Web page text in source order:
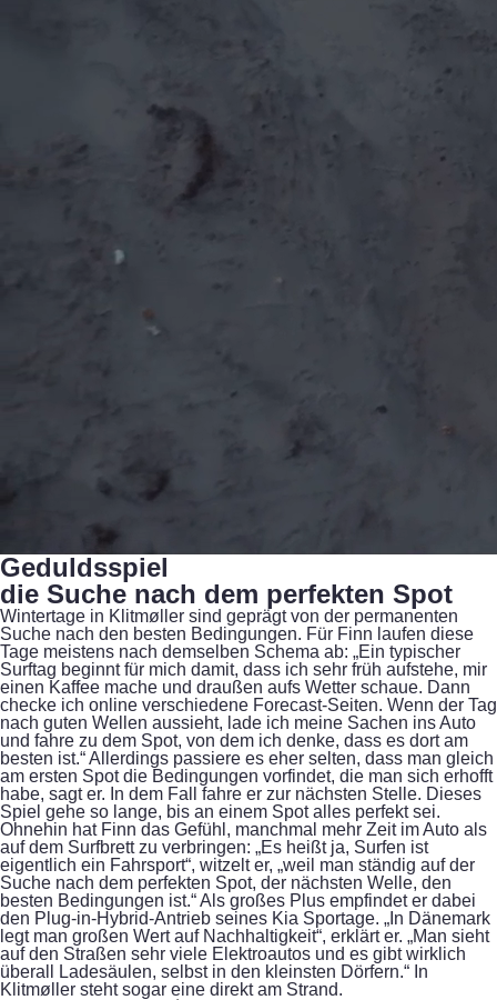
Geduldsspiel
die Suche nach dem perfekten Spot
Wintertage in Klitmøller sind geprägt von der permanenten
Suche nach den besten Bedingungen. Für Finn laufen diese
Tage meistens nach demselben Schema ab: „Ein typischer
Surftag beginnt für mich damit, dass ich sehr früh aufstehe, mir
einen Kaffee mache und draußen aufs Wetter schaue. Dann
checke ich online verschiedene Forecast-Seiten. Wenn der Tag
nach guten Wellen aussieht, lade ich meine Sachen ins Auto
und fahre zu dem Spot, von dem ich denke, dass es dort am
besten ist.“ Allerdings passiere es eher selten, dass man gleich
am ersten Spot die Bedingungen vorfindet, die man sich erhofft
habe, sagt er. In dem Fall fahre er zur nächsten Stelle. Dieses
Spiel gehe so lange, bis an einem Spot alles perfekt sei.
Ohnehin hat Finn das Gefühl, manchmal mehr Zeit im Auto als
auf dem Surfbrett zu verbringen: „Es heißt ja, Surfen ist
eigentlich ein Fahrsport“, witzelt er, „weil man ständig auf der
Suche nach dem perfekten Spot, der nächsten Welle, den
besten Bedingungen ist.“ Als großes Plus empfindet er dabei
den Plug-in-Hybrid-Antrieb seines Kia Sportage. „In Dänemark
legt man großen Wert auf Nachhaltigkeit“, erklärt er. „Man sieht
auf den Straßen sehr viele Elektroautos und es gibt wirklich
überall Ladesäulen, selbst in den kleinsten Dörfern.“ In
Klitmøller steht sogar eine direkt am Strand.